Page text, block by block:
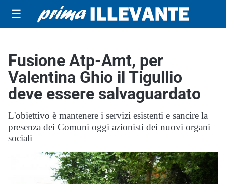
☰
Fusione Atp-Amt, per
Valentina Ghio il Tigullio
deve essere salvaguardato
L'obiettivo è mantenere i servizi esistenti e sancire la
presenza dei Comuni oggi azionisti dei nuovi organi
sociali